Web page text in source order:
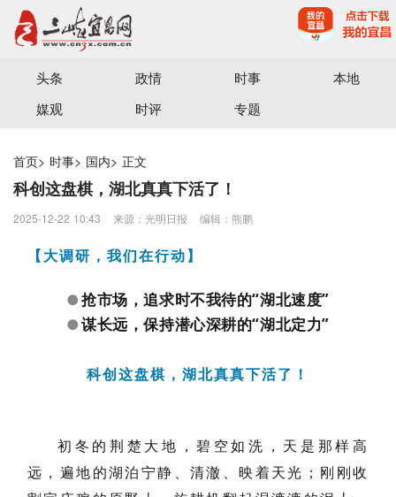
宜昌三峡融媒体中心主办
头条 政情 时事
本地
媒观
时评 专题
首页> 时事> 国内> 正文
科创这盘棋，湖北真真下活了！
2025-12-22 10:43 来源：光明日报 编辑：熊鹏
【大调研，我们在行动】
●抢市场，追求时不我待的“湖北速度”
●谋长远，保持潜心深耕的“湖北定力”
科创这盘棋，湖北真真下活了！
初冬的荆楚大地，碧空如洗，天是那样高
远，遍地的湖泊宁静、清澈、映着天光；刚刚收